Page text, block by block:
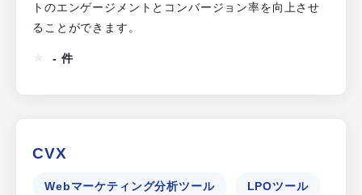
トのエンゲージメントとコンバージョン率を向上させ
ることができます。
- 件
CVX
Webマーケティング分析ツール LPOツール